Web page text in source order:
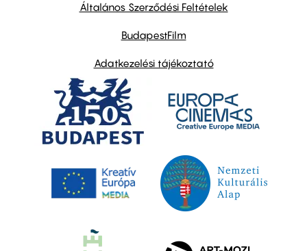
Általános Szerződési Feltételek
BudapestFilm
Adatkezelési tájékoztató